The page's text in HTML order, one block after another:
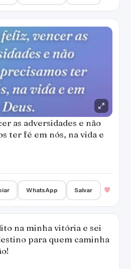
as adversidades e não
ter fé em nós, na vida e
WhatsApp Salvar
na minha vitória e sei
para quem caminha